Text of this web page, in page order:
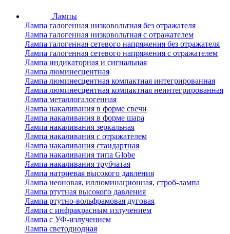
Лампы
Лампа галогенная низковольтная без отражателя
Лампа галогенная низковольтная с отражателем
Лампа галогенная сетевого напряжения без отражателя
Лампа галогенная сетевого напряжения с отражателем
Лампа индикаторная и сигнальная
Лампа люминесцентная
Лампа люминесцентная компактная интегрированная
Лампа люминесцентная компактная неинтегрированная
Лампа металлогалогенная
Лампа накаливания в форме свечи
Лампа накаливания в форме шара
Лампа накаливания зеркальная
Лампа накаливания с отражателем
Лампа накаливания стандартная
Лампа накаливания типа Globe
Лампа накаливания трубчатая
Лампа натриевая высокого давления
Лампа неоновая, иллюминационная, строб-лампа
Лампа ртутная высокого давления
Лампа ртутно-вольфрамовая дуговая
Лампа с инфракрасным излучением
Лампа с УФ-излучением
Лампа светодиодная